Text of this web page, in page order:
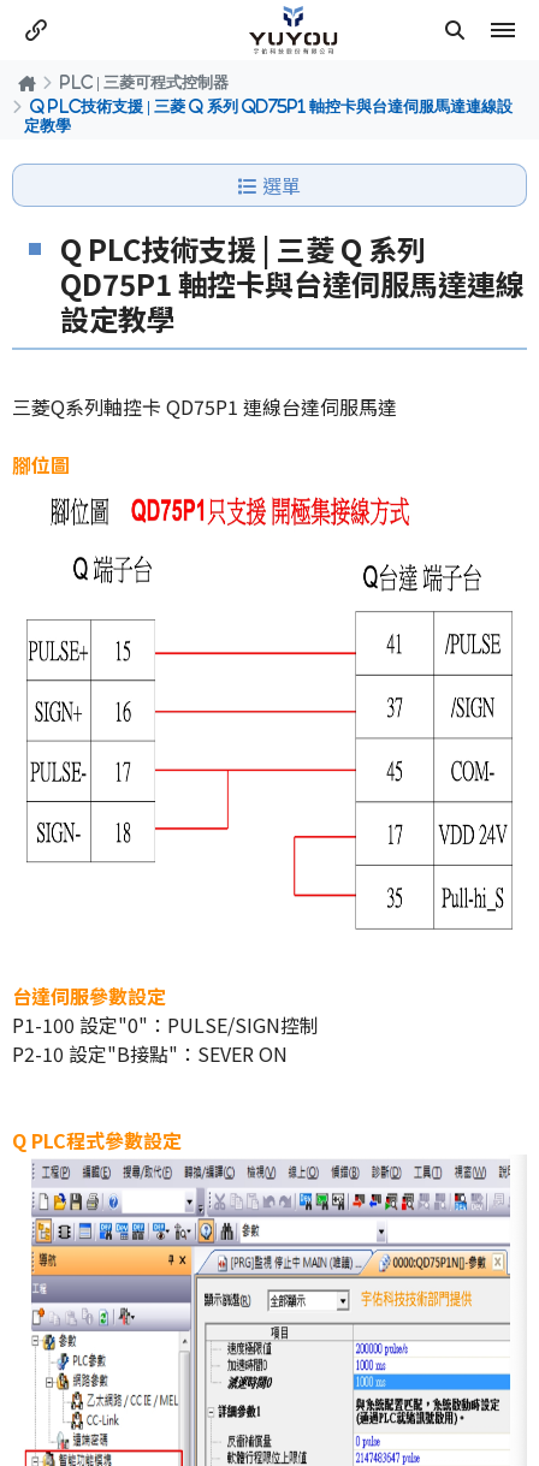
PLC | 三菱可程式控制器
Q PLC技術支援 | 三菱 Q 系列 QD75P1 軸控卡與台達伺服馬達連線設
定教學
選單
Q PLC技術支援 | 三菱 Q 系列
QD75P1 軸控卡與台達伺服馬達連線
設定教學
三菱Q系列軸控卡 QD75P1 連線台達伺服馬達
腳位圖
台達伺服參數設定
P1-100 設定"0"：PULSE/SIGN控制
P2-10 設定"B接點"：SEVER ON
Q PLC程式參數設定